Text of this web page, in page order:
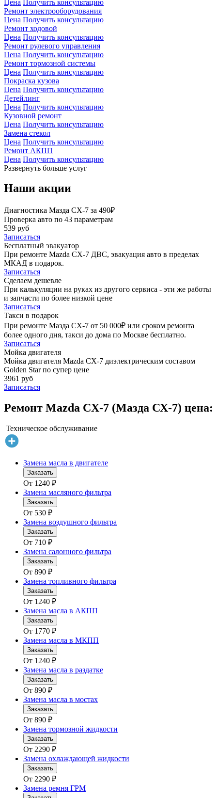
Цена Получить консультацию
Ремонт электрооборудования
Цена Получить консультацию
Ремонт ходовой
Цена Получить консультацию
Ремонт рулевого управления
Цена Получить консультацию
Ремонт тормозной системы
Цена Получить консультацию
Покраска кузова
Цена Получить консультацию
Детейлинг
Цена Получить консультацию
Кузовной ремонт
Цена Получить консультацию
Замена стекол
Цена Получить консультацию
Ремонт АКПП
Цена Получить консультацию
Развернуть больше услуг
Наши акции
Диагностика Мазда СХ-7 за 490₽
Проверка авто по 43 параметрам
539 руб
Записаться
Бесплатный эвакуатор
При ремонте Mazda CX-7 ДВС, эвакуация авто в пределах
МКАД в подарок.
Записаться
Сделаем дешевле
При калькуляции на руках из другого сервиса - эти же работы
и запчасти по более низкой цене
Записаться
Такси в подарок
При ремонте Мазда СХ-7 от 50 000₽ или сроком ремонта
более одного дня, такси до дома по Москве бесплатно.
Записаться
Мойка двигателя
Мойка двигателя Mazda CX-7 диэлектрическим составом
Golden Star по супер цене
3961 руб
Записаться
Ремонт Mazda CX-7 (Мазда СХ-7) цена:
Техническое обслуживание
Замена масла в двигателе
Заказать
От 1240 ₽
Замена масляного фильтра
Заказать
От 530 ₽
Замена воздушного фильтра
Заказать
От 710 ₽
Замена салонного фильтра
Заказать
От 890 ₽
Замена топливного фильтра
Заказать
От 1240 ₽
Замена масла в АКПП
Заказать
От 1770 ₽
Замена масла в МКПП
Заказать
От 1240 ₽
Замена масла в раздатке
Заказать
От 890 ₽
Замена масла в мостах
Заказать
От 890 ₽
Замена тормозной жидкости
Заказать
От 2290 ₽
Замена охлаждающей жидкости
Заказать
От 2290 ₽
Замена ремня ГРМ